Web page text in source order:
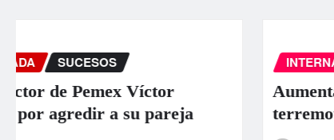
INTERNACIONAL SUCESOS
Aumentan a 589 los muertos por los
terremotos en Venezuela